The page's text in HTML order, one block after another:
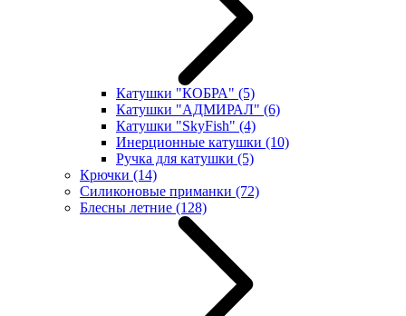
Катушки "КОБРА" (5)
Катушки "АДМИРАЛ" (6)
Катушки "SkyFish" (4)
Инерционные катушки (10)
Ручка для катушки (5)
Крючки (14)
Силиконовые приманки (72)
Блесны летние (128)